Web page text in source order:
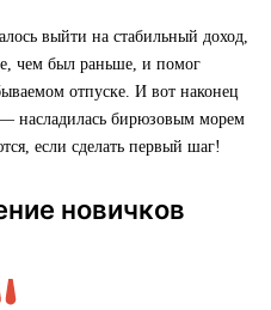
выйти на стабильный доход,
чем был раньше, и помог
отпуске. И вот наконец
насладилась бирюзовым морем
если сделать первый шаг!
новичков